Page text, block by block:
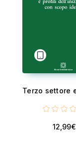
12,99€